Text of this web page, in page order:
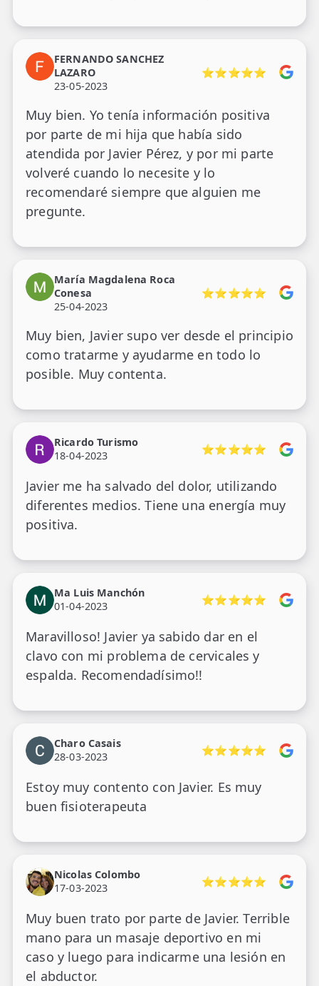
FERNANDO SANCHEZ
LAZARO
23-05-2023
⭐⭐⭐⭐⭐
Muy bien. Yo tenía información positiva
por parte de mi hija que había sido
atendida por Javier Pérez, y por mi parte
volveré cuando lo necesite y lo
recomendaré siempre que alguien me
pregunte.
María Magdalena Roca
Conesa
25-04-2023
⭐⭐⭐⭐⭐
Muy bien, Javier supo ver desde el principio
como tratarme y ayudarme en todo lo
posible. Muy contenta.
Ricardo Turismo
18-04-2023
⭐⭐⭐⭐⭐
Javier me ha salvado del dolor, utilizando
diferentes medios. Tiene una energía muy
positiva.
Ma Luis Manchón
01-04-2023
⭐⭐⭐⭐⭐
Maravilloso! Javier ya sabido dar en el
clavo con mi problema de cervicales y
espalda. Recomendadísimo!!
Charo Casais
28-03-2023
⭐⭐⭐⭐⭐
Estoy muy contento con Javier. Es muy
buen fisioterapeuta
Nicolas Colombo
17-03-2023
⭐⭐⭐⭐⭐
Muy buen trato por parte de Javier. Terrible
mano para un masaje deportivo en mi
caso y luego para indicarme una lesión en
el abductor.